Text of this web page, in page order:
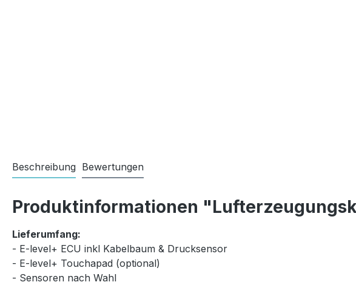
Beschreibung Bewertungen
Produktinformationen
Lieferumfang:
- E-level+ ECU inkl Kabelbaum & Drucksensor
- E-level+ Touchapad (optional)
- Sensoren nach Wahl